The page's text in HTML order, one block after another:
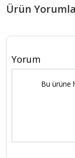
Ürün
Yorum
Bu ürüne